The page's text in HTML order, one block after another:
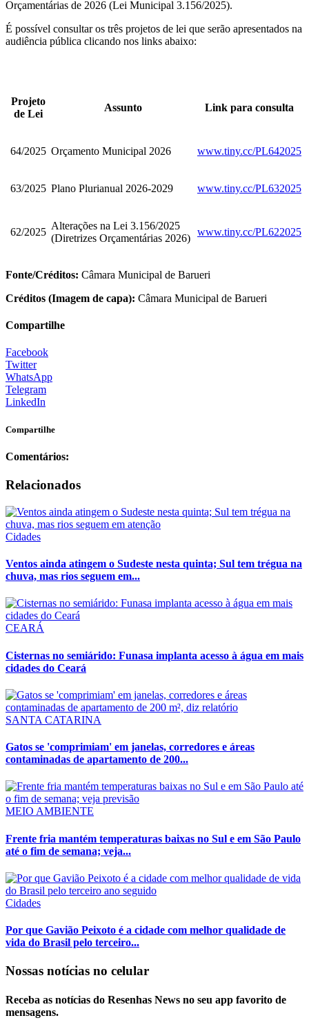
Orçamentárias de 2026 (Lei Municipal 3.156/2025).
É possível consultar os três projetos de lei que serão apresentados na
audiência pública clicando nos links abaixo:
Projeto
de Lei
Assunto Link para consulta
64/2025 Orçamento Municipal 2026 www.tiny.cc/PL642025
63/2025 Plano Plurianual 2026-2029 www.tiny.cc/PL632025
62/2025
Alterações na Lei 3.156/2025
(Diretrizes Orçamentárias 2026)
www.tiny.cc/PL622025
Fonte/Créditos: Câmara Municipal de Barueri
Créditos (Imagem de capa): Câmara Municipal de Barueri
Compartilhe
Facebook
Twitter
WhatsApp
Telegram
LinkedIn
Compartilhe
Comentários:
Relacionados
Cidades
Ventos ainda atingem o Sudeste nesta quinta; Sul tem trégua na
chuva, mas rios seguem em...
CEARÁ
Cisternas no semiárido: Funasa implanta acesso à água em mais
cidades do Ceará
SANTA CATARINA
Gatos se 'comprimiam' em janelas, corredores e áreas
contaminadas de apartamento de 200...
MEIO AMBIENTE
Frente fria mantém temperaturas baixas no Sul e em São Paulo
até o fim de semana; veja...
Cidades
Por que Gavião Peixoto é a cidade com melhor qualidade de
vida do Brasil pelo terceiro...
Nossas notícias no celular
Receba as notícias do Resenhas News no seu app favorito de
mensagens.